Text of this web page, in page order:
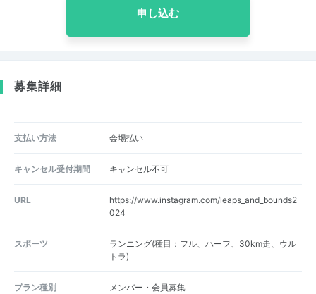
申し込む
募集詳細
支払い方法 会場払い
キャンセル受付期間 キャンセル不可
URL
https://www.instagram.com/leaps_and_bounds2
024
スポーツ
ランニング(種目：フル、ハーフ、30km走、ウル
トラ)
プラン種別 メンバー・会員募集